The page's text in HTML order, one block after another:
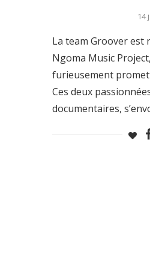
14
La team Groover est
Ngoma Music
furieusement
Ces deux
documentaires,